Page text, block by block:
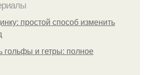
простой способ изменить
гольфы и гетры: полное